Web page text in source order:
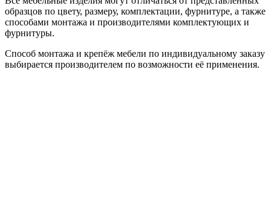
образцов по цвету, размеру, комплектации, фурнитуре, а также
способами монтажа и производителями комплектующих и
фурнитуры.
Способ монтажа и крепёж мебели по индивидуальному заказу
выбирается производителем по возможности её применения.